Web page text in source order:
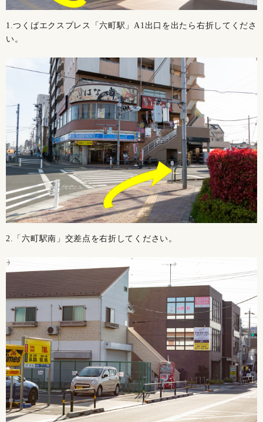
1.つくばエクスプレス「六町駅」A1出口を出たら右折してくださ
い。
2.「六町駅南」交差点を右折してください。